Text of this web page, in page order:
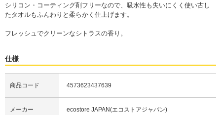
シリコン・コーティング剤フリーなので、吸水性も失いにくく使い古し
たタオルもふんわりと柔らかく仕上げます。
フレッシュでクリーンなシトラスの香り。
仕様
商品コード 4573623437639
メーカー ecostore JAPAN(エコストアジャパン)